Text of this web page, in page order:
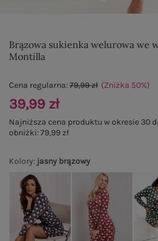
Brązowa sukienka welurowa we
Montilla
Kolory: jasny brązowy
Cena regularna:79,99 zł (Zniżka 50%)
39,99 zł
Najniższa cena produktu w okresie 30
obniżki:79,99 zł